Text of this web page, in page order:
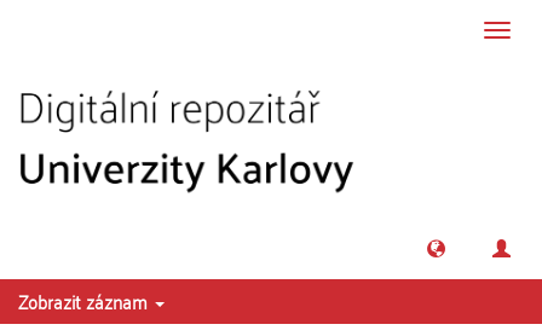
Zobrazit záznam